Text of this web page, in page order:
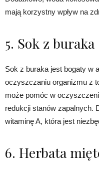
mają korzystny wpływ na
5. Sok z buraka
Sok z buraka jest bogaty w
oczyszczaniu organizmu z
może pomóc w
redukcji stanów zapalnych.
witaminę A, która jest
6. Herbata